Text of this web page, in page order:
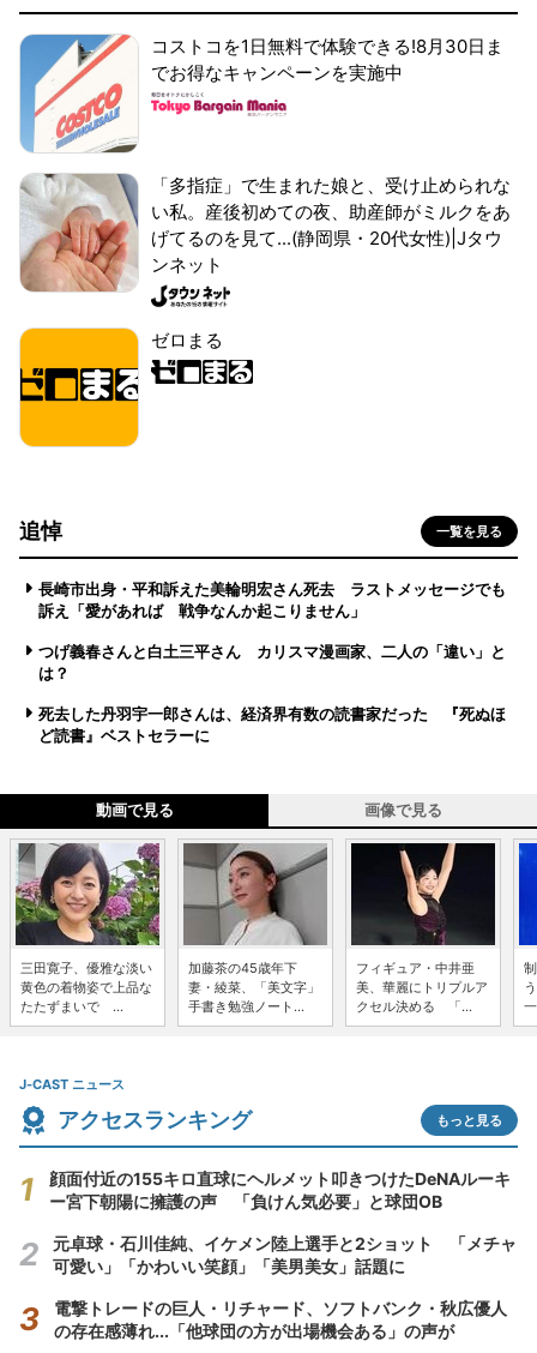
コストコを1日無料で体験できる!8月30日ま
でお得なキャンペーンを実施中
「多指症」で生まれた娘と、受け止められな
い私。産後初めての夜、助産師がミルクをあ
げてるのを見て...(静岡県・20代女性)|Jタウ
ンネット
ゼロまる
追悼 一覧を見る
長崎市出身・平和訴えた美輪明宏さん死去 ラストメッセージでも
訴え「愛があれば 戦争なんか起こりません」
つげ義春さんと白土三平さん カリスマ漫画家、二人の「違い」と
は？
死去した丹羽宇一郎さんは、経済界有数の読書家だった 『死ぬほ
ど読書』ベストセラーに
動画で見る 画像で見る
三田寛子、優雅な淡い
黄色の着物姿で上品な
たたずまいで ...
加藤茶の45歳年下
妻・綾菜、「美文字」
手書き勉強ノート...
フィギュア・中井亜
美、華麗にトリプルア
クセル決める 「...
J-CAST ニュース
アクセスランキング もっと見る
顔面付近の155キロ直球にヘルメット叩きつけたDeNAルーキ
ー宮下朝陽に擁護の声 「負けん気必要」と球団OB
元卓球・石川佳純、イケメン陸上選手と2ショット 「メチャ
可愛い」「かわいい笑顔」「美男美女」話題に
電撃トレードの巨人・リチャード、ソフトバンク・秋広優人
の存在感薄れ...「他球団の方が出場機会ある」の声が